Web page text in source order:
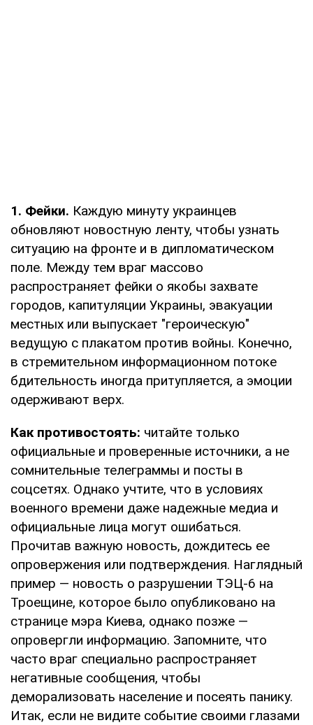
1. Фейки. Каждую минуту украинцев
обновляют новостную ленту, чтобы узнать
ситуацию на фронте и в дипломатическом
поле. Между тем враг массово
распространяет фейки о якобы захвате
городов, капитуляции Украины, эвакуации
местных или выпускает "героическую"
ведущую с плакатом против войны. Конечно,
в стремительном информационном потоке
бдительность иногда притупляется, а эмоции
одерживают верх.
Как противостоять: читайте только
официальные и проверенные источники, а не
сомнительные телеграммы и посты в
соцсетях. Однако учтите, что в условиях
военного времени даже надежные медиа и
официальные лица могут ошибаться.
Прочитав важную новость, дождитесь ее
опровержения или подтверждения. Наглядный
пример — новость о разрушении ТЭЦ-6 на
Троещине, которое было опубликовано на
странице мэра Киева, однако позже —
опровергли информацию. Запомните, что
часто враг специально распространяет
негативные сообщения, чтобы
деморализовать население и посеять панику.
Итак, если не видите событие своими глазами